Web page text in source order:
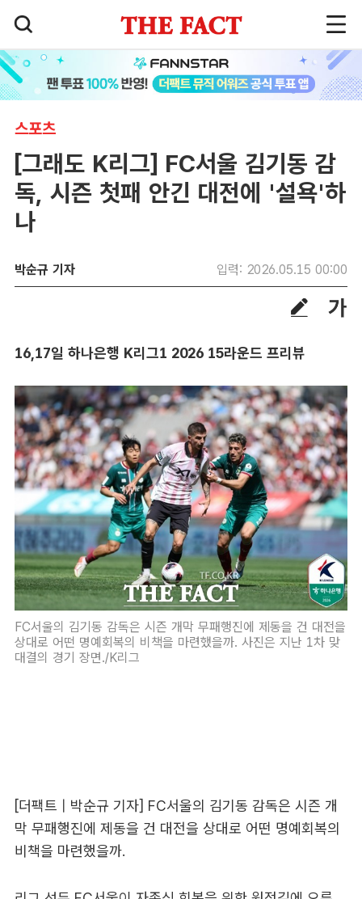
스포츠
[그래도 K리그] FC서울 김기동 감
독, 시즌 첫패 안긴 대전에 '설욕'하
나
박순규 기자 입력: 2026.05.15 00:00
16,17일 하나은행 K리그1 2026 15라운드 프리뷰
FC서울의 김기동 감독은 시즌 개막 무패행진에 제동을 건 대전을
상대로 어떤 명예회복의 비책을 마련했을까. 사진은 지난 1차 맞
대결의 경기 장면./K리그
[더팩트 | 박순규 기자] FC서울의 김기동 감독은 시즌 개
막 무패행진에 제동을 건 대전을 상대로 어떤 명예회복의
비책을 마련했을까.